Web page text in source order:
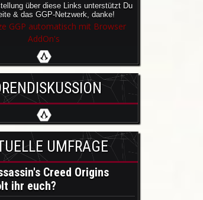
über diese Links unterstützt Du
& das GGP-Netzwerk, danke!
GGP automatisch mit Browser
AddOn's
UMFRAGE
Creed Origins
ihr euch?